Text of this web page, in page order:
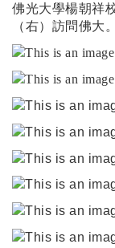
佛光大學楊朝祥
（右）訪問佛大。